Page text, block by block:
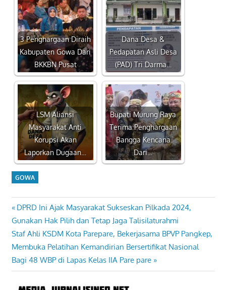
3 Penghargaan Diraih
Kabupaten Gowa Dari
BKKBN Pusat
Dana Desa &
Pedapatan Asli Desa
(PAD) Tri Darma…
LSM Aliansi
Masyarakat Anti
Korupsi Akan
Laporkan Dugaan…
Bupati Murung Raya
Terima Penghargaan
Bangga Kencana
Dari…
GOWA
Navigasi
pos
Previous
Post:
DPRD Ini Ajak Masyarakat Sukseskan Pilkada 2024,
Gunakan Hak Pilih dan Tetap Jaga Talisilaturahmi
Next
Post:
Staf Ahli KSDM Kota Parepare, Bekerjasama BPVP Pangkep,
Membuka Pelatihan Kemandirian Bersertifikat Nasional
Bagi 48 WBP di Lapas Kelas IIA Pare pare